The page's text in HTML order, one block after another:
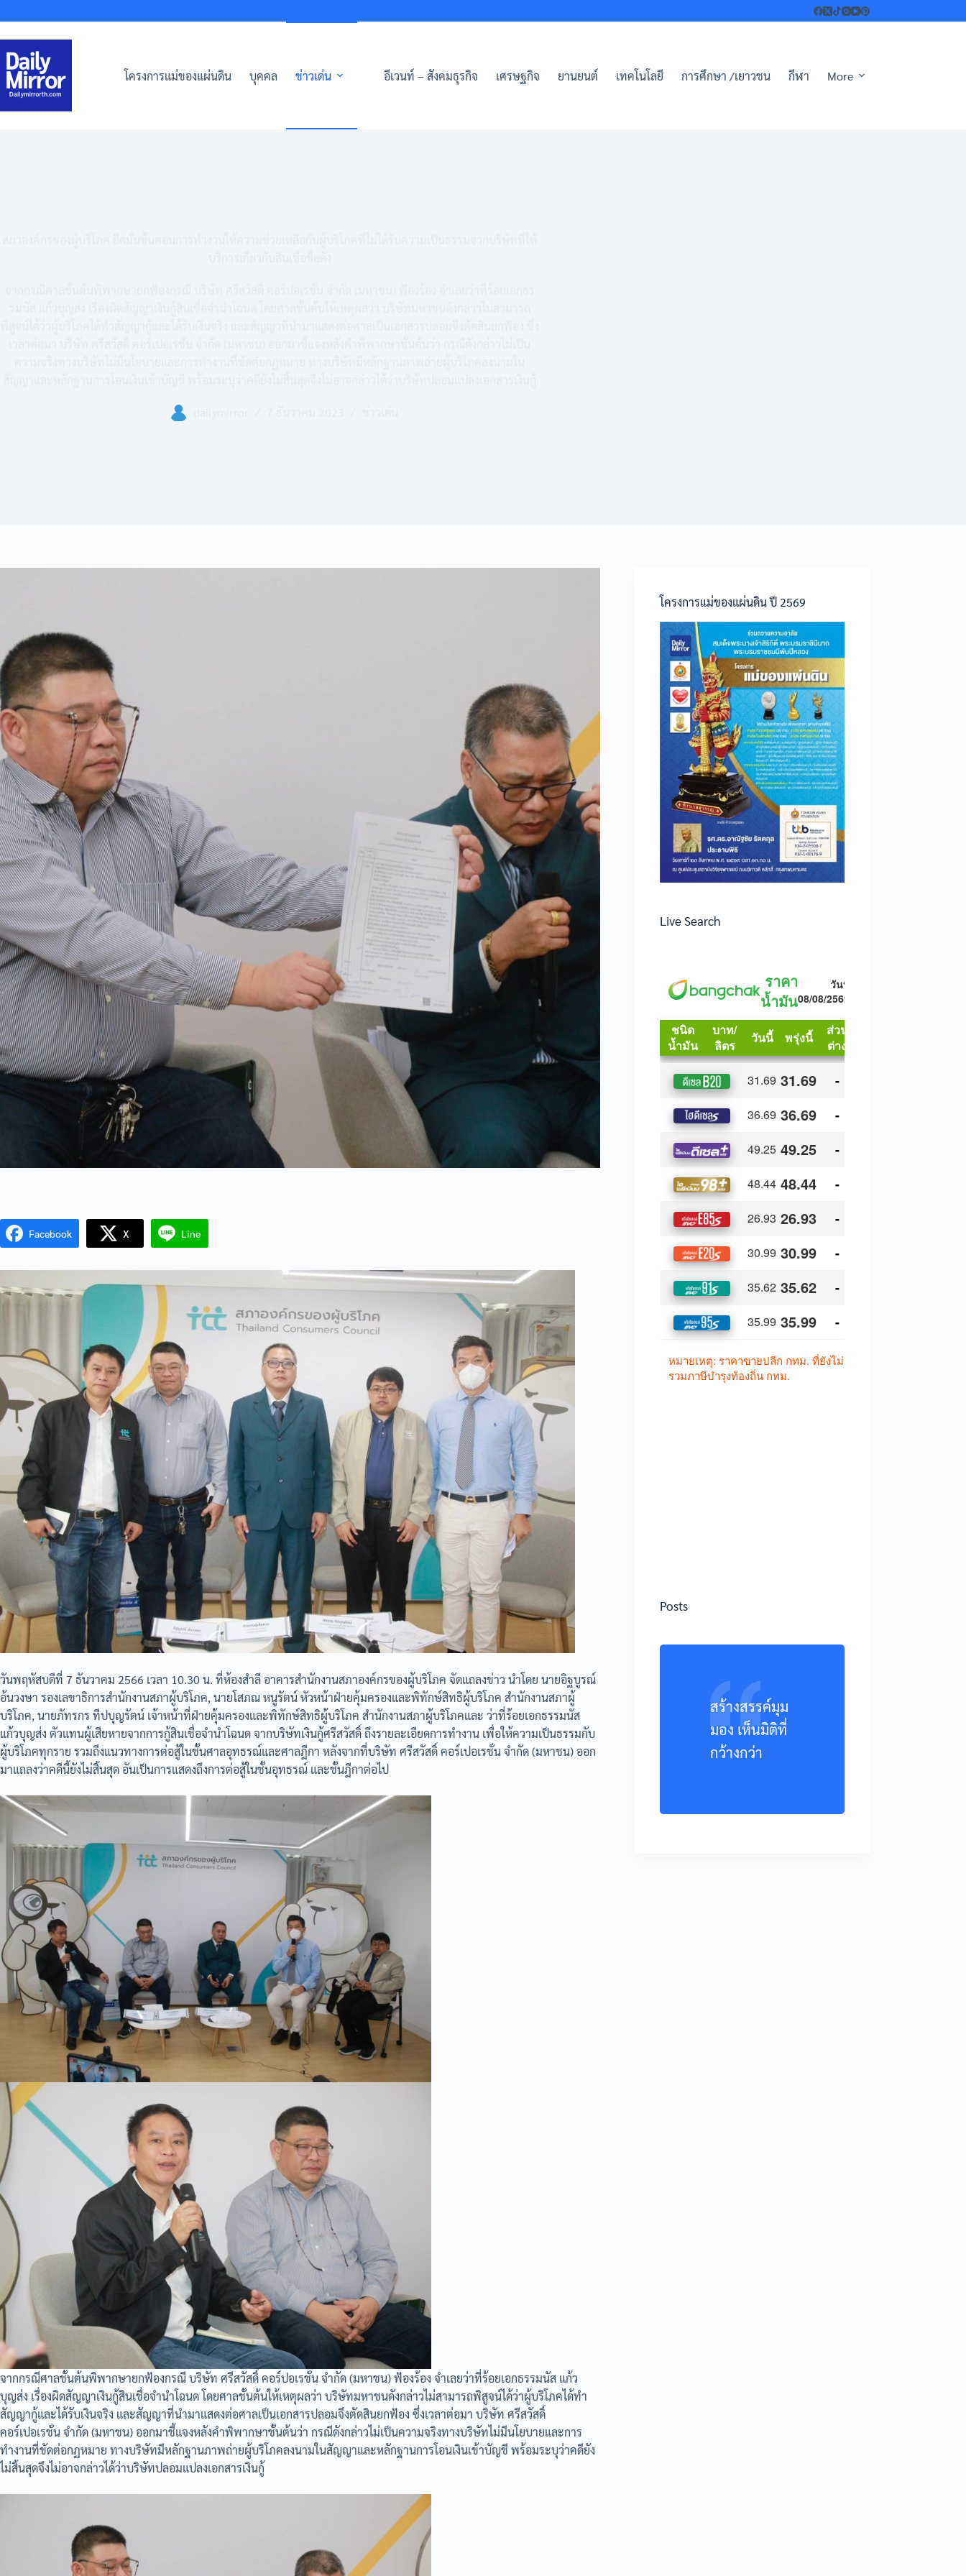
to
content
โครงการแม่ของแผ่นดิน บุคคล ข่าวเด่น อีเวนท์ – สังคมธุรกิจ เศรษฐกิจ ยานยนต์ เทคโนโลยี การศึกษา /เยาวชน กีฬา More
Facebook X Line
วันพฤหัสบดีที่ 7 ธันวาคม 2566 เวลา 10.30 น. ที่ห้องสำลี อาคารสำนักงานสภาองค์กรของผู้บริโภค จัดแถลงข่าว นำโดย นายอิฐบูรณ์
อ้นวงษา รองเลขาธิการสำนักงานสภาผู้บริโภค, นายโสภณ หนูรัตน์ หัวหน้าฝ่ายคุ้มครองและพิทักษ์สิทธิผู้บริโภค สำนักงานสภาผู้
บริโภค, นายภัทรกร ทีปบุญรัตน์ เจ้าหน้าที่ฝ่ายคุ้มครองและพิทักษ์สิทธิผู้บริโภค สำนักงานสภาผู้บริโภคและ ว่าที่ร้อยเอกธรรมนัส
แก้วบุญส่ง ตัวแทนผู้เสียหายจากการกู้สินเชื่อจำนำโฉนด จากบริษัทเงินกู้ศรีสวัสดิ์ ถึงรายละเอียดการทำงาน เพื่อให้ความเป็นธรรมกับ
ผู้บริโภคทุกราย รวมถึงแนวทางการต่อสู้ในชั้นศาลอุทธรณ์และศาลฎีกา หลังจากที่บริษัท ศรีสวัสดิ์ คอร์เปอเรชั่น จำกัด (มหาชน) ออก
มาแถลงว่าคดีนี้ยังไม่สิ้นสุด อันเป็นการแสดงถึงการต่อสู้ในชั้นอุทธรณ์ และชั้นฎีกาต่อไป
จากกรณีศาลชั้นต้นพิพากษายกฟ้องกรณี บริษัท ศรีสวัสดิ์ คอร์ปอเรชั่น จำกัด (มหาชน) ฟ้องร้อง จำเลยว่าที่ร้อยเอกธรรมนัส แก้ว
บุญส่ง เรื่องผิดสัญญาเงินกู้สินเชื่อจำนำโฉนด โดยศาลชั้นต้นให้เหตุผลว่า บริษัทมหาชนดังกล่าวไม่สามารถพิสูจน์ได้ว่าผู้บริโภคได้ทำ
สัญญากู้และได้รับเงินจริง และสัญญาที่นำมาแสดงต่อศาลเป็นเอกสารปลอมจึงตัดสินยกฟ้อง ซึ่งเวลาต่อมา บริษัท ศรีสวัสดิ์
คอร์เปอเรชั่น จำกัด (มหาชน) ออกมาชี้แจงหลังคำพิพากษาชั้นต้นว่า กรณีดังกล่าวไม่เป็นความจริงทางบริษัทไม่มีนโยบายและการ
ทำงานที่ขัดต่อกฏหมาย ทางบริษัทมีหลักฐานภาพถ่ายผู้บริโภคลงนามในสัญญาและหลักฐานการโอนเงินเข้าบัญชี พร้อมระบุว่าคดียัง
ไม่สิ้นสุดจึงไม่อาจกล่าวได้ว่าบริษัทปลอมแปลงเอกสารเงินกู้
โครงการแม่ของแผ่นดิน ปี 2569
Live Search
Posts
สร้างสรรค์มุม
มอง เห็นมิติที่
กว้างกว่า